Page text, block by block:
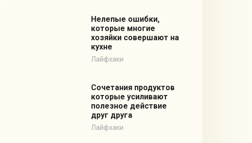
Нелепые ошибки,
которые многие
хозяйки совершают на
кухне
Лайфхаки
Сочетания продуктов
которые усиливают
полезное действие
друг друга
Лайфхаки